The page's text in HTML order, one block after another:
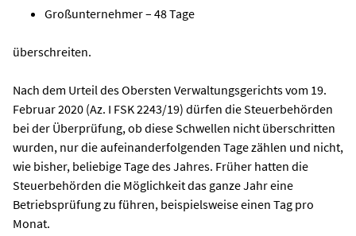
Großunternehmer – 48 Tage
überschreiten.
Nach dem Urteil des Obersten Verwaltungsgerichts vom 19.
Februar 2020 (Az. I FSK 2243/19) dürfen die Steuerbehörden
bei der Überprüfung, ob diese Schwellen nicht überschritten
wurden, nur die aufeinanderfolgenden Tage zählen und nicht,
wie bisher, beliebige Tage des Jahres. Früher hatten die
Steuerbehörden die Möglichkeit das ganze Jahr eine
Betriebsprüfung zu führen, beispielsweise einen Tag pro
Monat.